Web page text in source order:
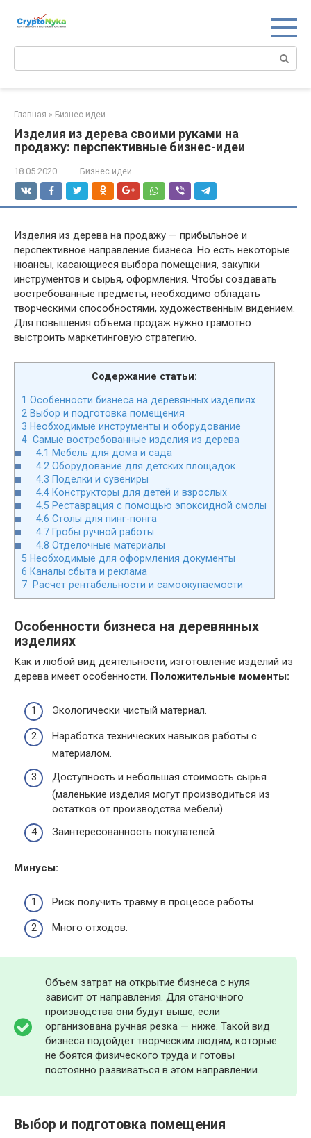
Главная » Бизнес идеи
Изделия из дерева своими руками на
продажу: перспективные бизнес-идеи
18.05.2020 Бизнес идеи
Изделия из дерева на продажу — прибыльное и
перспективное направление бизнеса. Но есть некоторые
нюансы, касающиеся выбора помещения, закупки
инструментов и сырья, оформления. Чтобы создавать
востребованные предметы, необходимо обладать
творческими способностями, художественным видением.
Для повышения объема продаж нужно грамотно
выстроить маркетинговую стратегию.
Содержание статьи:
1 Особенности бизнеса на деревянных изделиях
2 Выбор и подготовка помещения
3 Необходимые инструменты и оборудование
4 Самые востребованные изделия из дерева
4.1 Мебель для дома и сада
4.2 Оборудование для детских площадок
4.3 Поделки и сувениры
4.4 Конструкторы для детей и взрослых
4.5 Реставрация с помощью эпоксидной смолы
4.6 Столы для пинг-понга
4.7 Гробы ручной работы
4.8 Отделочные материалы
5 Необходимые для оформления документы
6 Каналы сбыта и реклама
7 Расчет рентабельности и самоокупаемости
Особенности бизнеса на деревянных
изделиях
Как и любой вид деятельности, изготовление изделий из
дерева имеет особенности. Положительные моменты:
Экологически чистый материал.
Наработка технических навыков работы с
материалом.
Доступность и небольшая стоимость сырья
(маленькие изделия могут производиться из
остатков от производства мебели).
Заинтересованность покупателей.
Минусы:
Риск получить травму в процессе работы.
Много отходов.
Объем затрат на открытие бизнеса с нуля
зависит от направления. Для станочного
производства они будут выше, если
организована ручная резка — ниже. Такой вид
бизнеса подойдет творческим людям, которые
не боятся физического труда и готовы
постоянно развиваться в этом направлении.
Выбор и подготовка помещения